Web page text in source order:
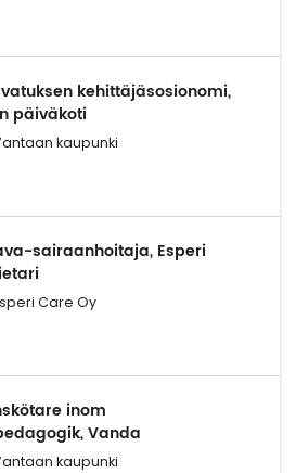
kehittäjäsosionomi,
päiväkoti
kaupunki
sairaanhoitaja, Esperi
Care Oy
inom
Vanda
kaupunki